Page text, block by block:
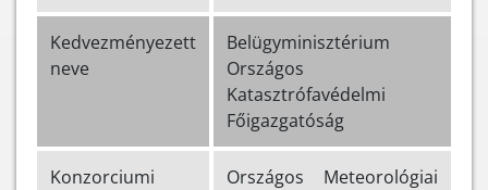
Kedvezményezett
neve
Belügyminisztérium
Országos
Katasztrófavédelmi
Főigazgatóság
Konzorciumi
Országos Meteorológiai